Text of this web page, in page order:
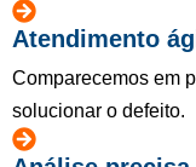
Atendimento
Comparecemos em
solucionar o defeito.